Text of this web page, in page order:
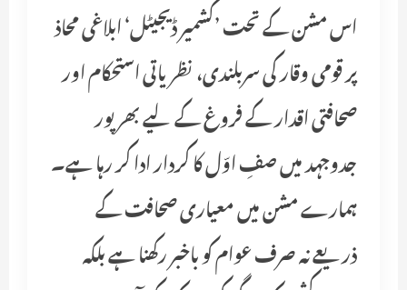
اس مشن کے تحت ’کشمیر ڈیجیٹل‘ ابلاغی محاذ
پر قومی وقار کی سربلندی، نظریاتی استحکام اور
صحافتی اقدار کے فروغ کے لیے بھرپور
جدوجہد میں صفِ اوّل کا کردار ادا کر رہا ہے۔
ہمارے مشن میں معیاری صحافت کے
ذریعے نہ صرف عوام کو باخبر رکھنا ہے بلکہ